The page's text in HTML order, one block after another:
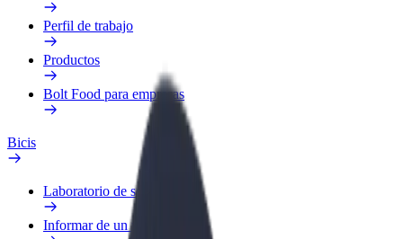
Perfil de trabajo
Productos
Bolt Food para empresas
Bicis
Laboratorio de seguridad
Informar de un problema